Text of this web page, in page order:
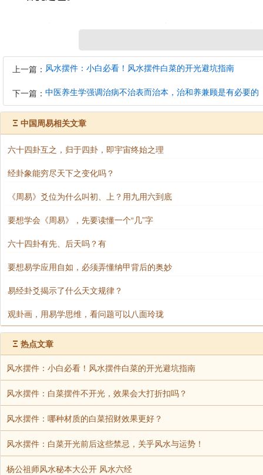
爻辞言：病人伏在床下，当是室中有鬼魅，病人惊
“纷”，帛书作“忿”，疑本作“分”，辨明判断之义。《
《马王堆帛书〈周易〉释文校注》（上海古籍出版社
马王堆汉墓出土帛书《周易》八二上
九三：频巽，吝。
频，皱眉也。或言忧惧。
巽，伏也。
皱眉而伏，不敢出外活动，以有困难在眼前。
六四：悔亡。田获三品。
田，猎也。
品，种也。
筮遇此爻，其悔将亡，行猎将得三种猎物。
九五：贞吉，悔亡，无不利，无初有终。先庚三日
上一篇： 风水摆件：小白必看！风水摆件白菜的开光避坑指南
下一篇： 中医养生学强调治病不治表而治本，治和养兼顾是有必要的
Ξ 中国周易相关文章
六十四卦互之，归于四卦，即宇宙终始之理
经卦象能穷尽天下之变化吗？
《周易》爻位为什么叫初、上？用九用六到底
要想学会《周易》，先要读懂一个“几”字
六十四卦有先、后天吗？有
要想易学应用自如，必须弄懂纳甲背后的奥妙
易经卦爻揭示了什么天文规律？
观卦画，用易学思维，看问题可以八面玲珑
Ξ 热点文章
风水摆件：小白必看！风水摆件白菜的开光避坑指南
风水摆件：白菜摆件不开光，效果会大打折扣吗？
风水摆件：哪种材质的白菜招财效果更好？
风水摆件：白菜开光前后这些禁忌，关乎风水与运势！
杨公祖师风水秘本大公开 风水六经